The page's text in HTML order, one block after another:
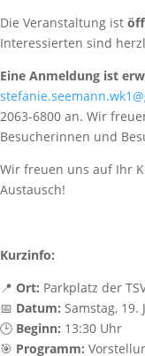
Die Veranstaltung ist
Interessierten sind
Eine Anmeldung ist
2063-6800 an. Wir
Besucherinnen und
Wir freuen uns auf Ihr
Austausch!
Kurzinfo:
📍 Ort: Parkplatz der
📅 Datum: Samstag, 19.
🕒 Beginn: 13:30 Uhr
🎯 Programm: